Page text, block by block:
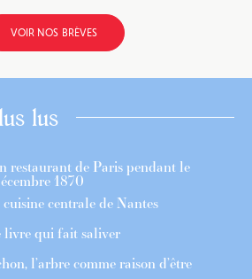
VOIR NOS BRÈVES
lus
restaurant de Paris pendant le
1870
centrale de Nantes
livre qui fait saliver
l’arbre comme raison d’être